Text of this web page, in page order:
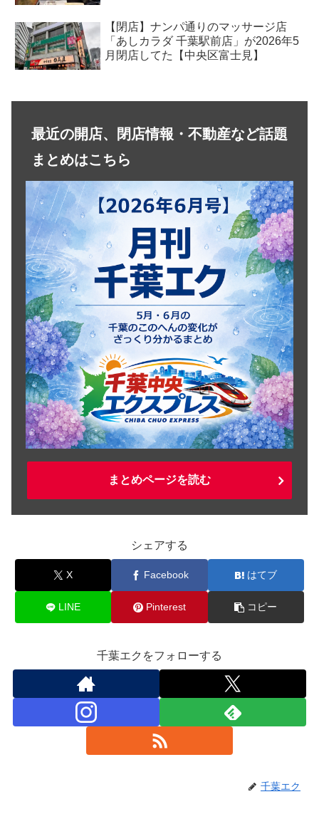
【閉店】ナンパ通りのマッサージ店
「あしカラダ 千葉駅前店」が2026年5
月閉店してた【中央区富士見】
最近の開店、閉店情報・不動産など話題
まとめはこちら
まとめページを読む
シェアする
X Facebook はてブ
LINE Pinterest コピー
千葉エクをフォローする
千葉エク